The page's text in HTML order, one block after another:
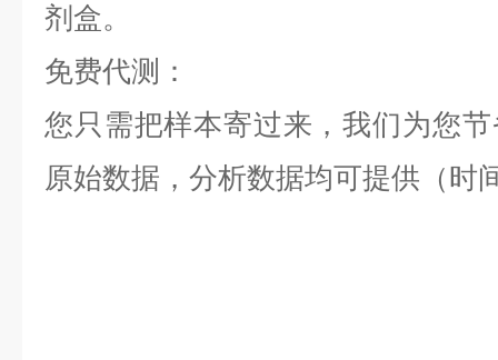
剂盒。
免费代测：
您只需把样本寄过来，我们为您
原始数据，分析数据均可提供（时